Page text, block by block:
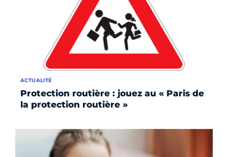
Protection routière : jouez au « Paris de
la protection routière »
ACTUALITÉ